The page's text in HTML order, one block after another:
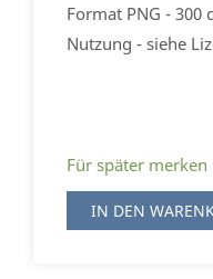
Format PNG -
Nutzung - siehe
Für später merken
IN DEN